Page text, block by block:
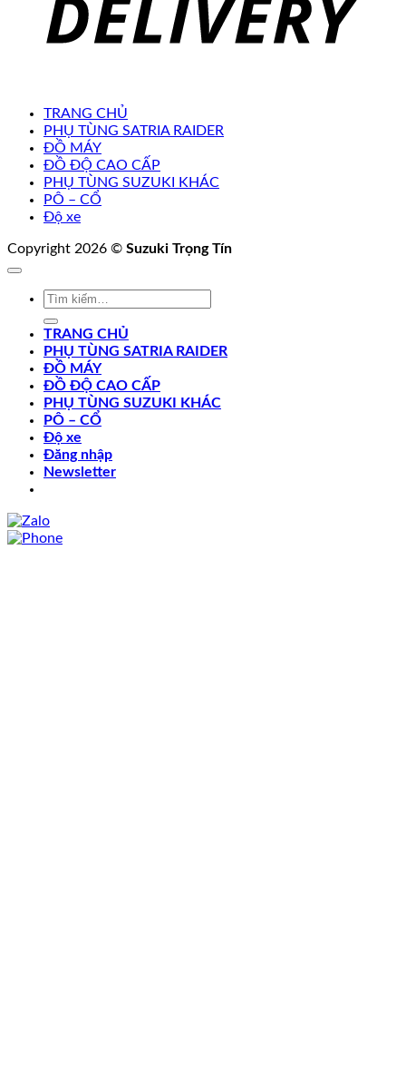
TRANG CHỦ
PHỤ TÙNG SATRIA RAIDER
ĐỒ MÁY
ĐỒ ĐỘ CAO CẤP
PHỤ TÙNG SUZUKI KHÁC
PÔ – CỔ
Độ xe
Copyright 2026 © Suzuki Trọng Tín
Tìm
TRANG CHỦ
PHỤ TÙNG SATRIA RAIDER
ĐỒ MÁY
ĐỒ ĐỘ CAO CẤP
PHỤ TÙNG SUZUKI KHÁC
PÔ – CỔ
Độ xe
Đăng nhập
Newsletter